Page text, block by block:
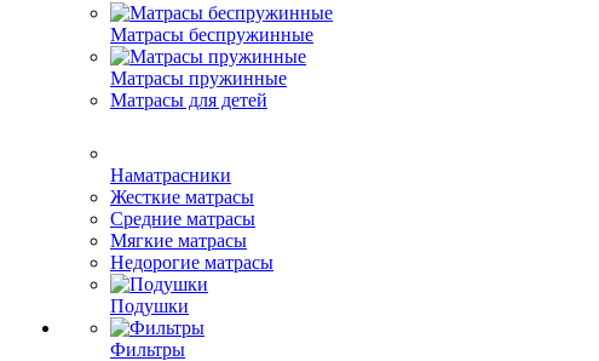
Матрасы беспружинные
Матрасы пружинные
Матрасы для детей
Наматрасники
Жесткие матрасы
Средние матрасы
Мягкие матрасы
Недорогие матрасы
Подушки
Фильтры